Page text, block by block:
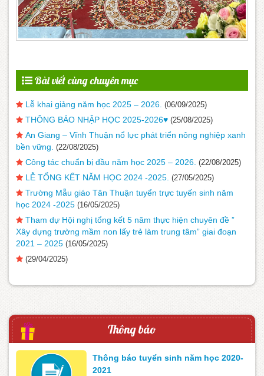
Bài viết cùng chuyên mục
Lễ khai giảng năm học 2025 – 2026. (06/09/2025)
THÔNG BÁO NHẬP HỌC 2025-2026♥️ (25/08/2025)
An Giang – Vĩnh Thuận nổ lực phát triển nông nghiệp xanh
bền vững. (22/08/2025)
Công tác chuẩn bị đầu năm học 2025 – 2026. (22/08/2025)
LỄ TỔNG KẾT NĂM HỌC 2024 -2025. (27/05/2025)
Trường Mẫu giáo Tân Thuận tuyển trực tuyến sinh năm
học 2024 -2025 (16/05/2025)
Tham dự Hội nghị tổng kết 5 năm thực hiện chuyên đề ”
Xây dựng trường mầm non lấy trẻ làm trung tâm” giai đoạn
2021 – 2025 (16/05/2025)
(29/04/2025)
Thông báo
Thông báo tuyển sinh năm học 2020-
2021